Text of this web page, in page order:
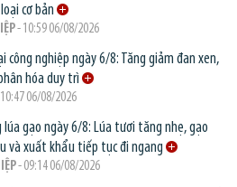
cơ bản
- 10:59 06/08/2026
công nghiệp ngày 6/8: Tăng giảm đan xen,
hóa duy trì
06/08/2026
lúa gạo ngày 6/8: Lúa tươi tăng nhẹ, gạo
và xuất khẩu tiếp tục đi ngang
- 09:14 06/08/2026